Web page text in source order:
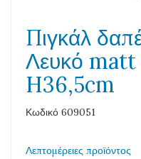
Πιγκάλ
Λευκό
H36,5cm
Κωδικό 609051
Λεπτομέρειες προϊόντος